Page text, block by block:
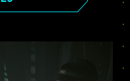
w
z dystansu